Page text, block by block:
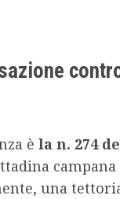
è la n. 274
una